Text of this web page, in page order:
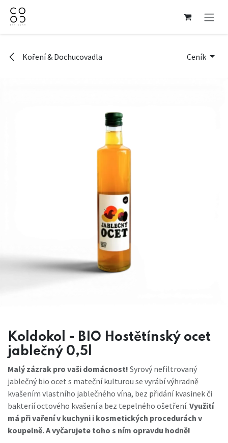
Přejít na obsah
Koření & Dochucovadla Ceník
Koldokol - BIO Hostětínský ocet
jablečný 0,5l
Malý zázrak pro vaši domácnost! Syrový nefiltrovaný
jablečný bio ocet s mateční kulturou se vyrábí výhradně
kvašením vlastního jablečného vína, bez přidání kvasinek či
bakterií octového kvašení a bez tepelného ošetření. Využití
má při vaření v kuchyni i kosmetických procedurách v
koupelně. A vyčarujete toho s ním opravdu hodně!